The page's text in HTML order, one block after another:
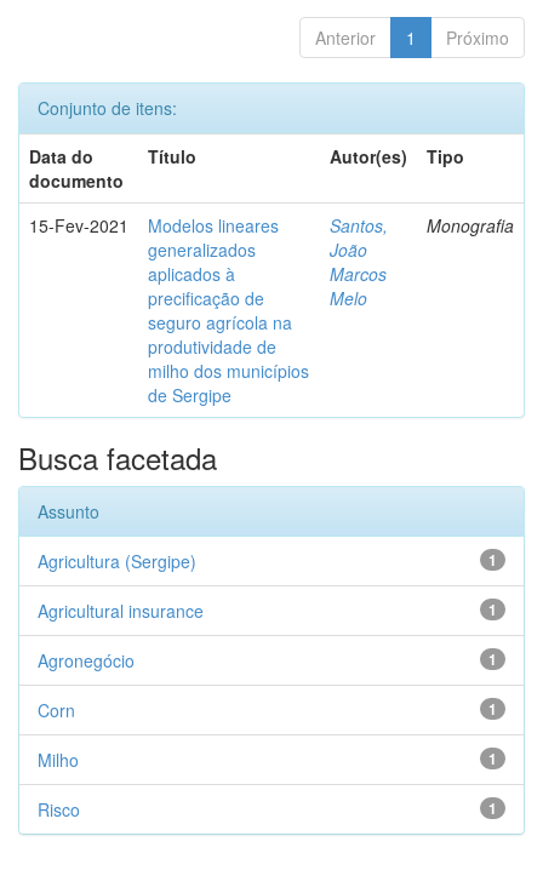
Anterior 1 Próximo
Conjunto de itens:
Data do
documento
Título Autor(es) Tipo
15-Fev-2021
Modelos lineares
generalizados
aplicados à
precificação de
seguro agrícola na
produtividade de
milho dos municípios
de Sergipe
Santos,
João
Marcos
Melo
Monografia
Busca facetada
Assunto
1
Agricultura (Sergipe)
1
Agricultural insurance
1
Agronegócio
1
Corn
1
Milho
1
Risco